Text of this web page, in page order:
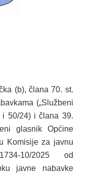
(b), člana 70. st.
(„Službeni
i 50/24) i člana 39.
glasnik Općine
Komisije za javnu
10/2025 od
javne nabavke